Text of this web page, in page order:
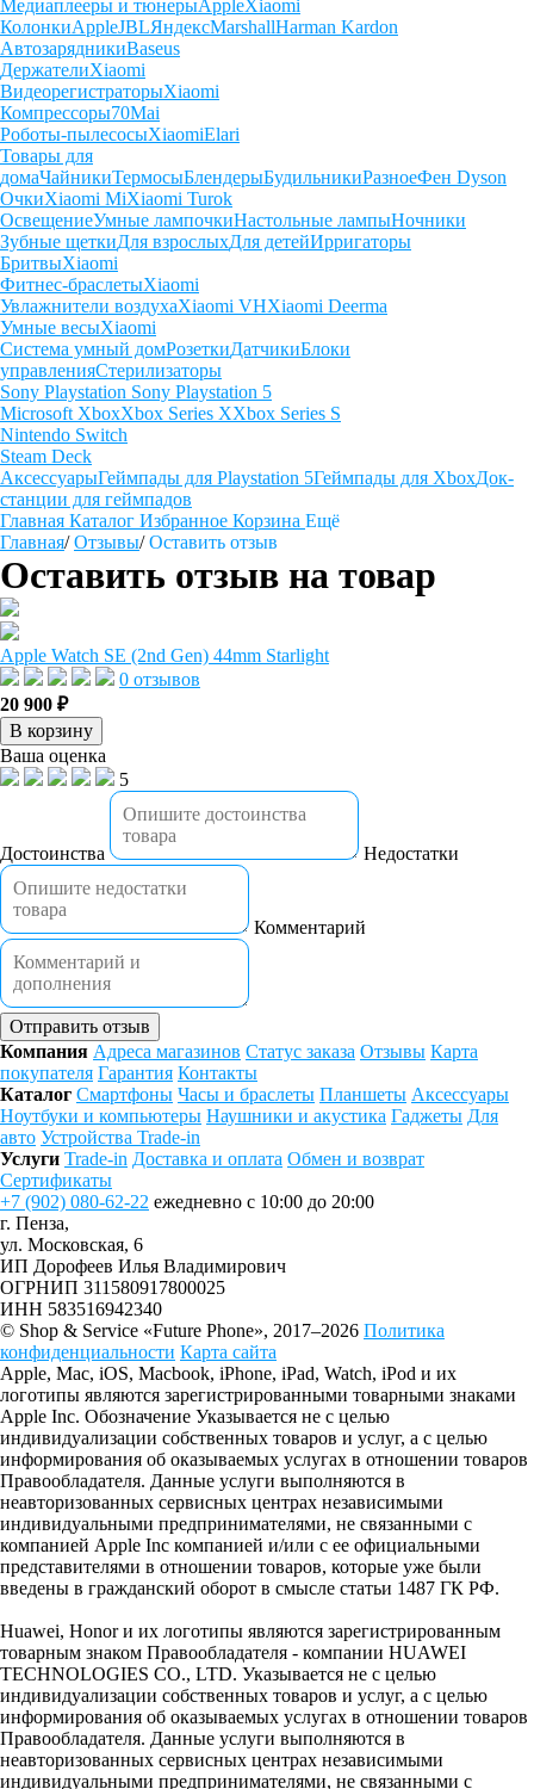
Медиаплееры и тюнерыAppleXiaomi
КолонкиAppleJBLЯндексMarshallHarman Kardon
АвтозарядникиBaseus
ДержателиXiaomi
ВидеорегистраторыXiaomi
Компрессоры70Mai
Роботы-пылесосыXiaomiElari
Товары для
домаЧайникиТермосыБлендерыБудильникиРазноеФен Dyson
ОчкиXiaomi MiXiaomi Turok
ОсвещениеУмные лампочкиНастольные лампыНочники
Зубные щеткиДля взрослыхДля детейИрригаторы
БритвыXiaomi
Фитнес-браслетыXiaomi
Увлажнители воздухаXiaomi VHXiaomi Deerma
Умные весыXiaomi
Система умный домРозеткиДатчикиБлоки
управленияСтерилизаторы
Sony Playstation Sony Playstation 5
Microsoft XboxXbox Series XXbox Series S
Nintendo Switch
Steam Deck
АксессуарыГеймпады для Playstation 5Геймпады для XboxДок-
станции для геймпадов
Главная Каталог Избранное Корзина Ещё
Главная/ Отзывы/ Оставить отзыв
Оставить отзыв на товар
Apple Watch SE (2nd Gen) 44mm Starlight
0 отзывов
20 900 ₽
В корзину
Ваша оценка
5
Достоинства Недостатки
Комментарий
Отправить отзыв
Компания Адреса магазинов Статус заказа Отзывы Карта
покупателя Гарантия Контакты
Каталог Смартфоны Часы и браслеты Планшеты Аксессуары
Ноутбуки и компьютеры Наушники и акустика Гаджеты Для
авто Устройства Trade-in
Услуги Trade-in Доставка и оплата Обмен и возврат
Сертификаты
+7 (902) 080-62-22 ежедневно с 10:00 до 20:00
г. Пенза,
ул. Московская, 6
ИП Дорофеев Илья Владимирович
ОГРНИП 311580917800025
ИНН 583516942340
© Shop & Service «Future Phone», 2017–2026 Политика
конфиденциальности Карта сайта
Apple, Mac, iOS, Macbook, iPhone, iPad, Watch, iPod и их
логотипы являются зарегистрированными товарными знаками
Apple Inc. Обозначение Указывается не с целью
индивидуализации собственных товаров и услуг, а с целью
информирования об оказываемых услугах в отношении товаров
Правообладателя. Данные услуги выполняются в
неавторизованных сервисных центрах независимыми
индивидуальными предпринимателями, не связанными с
компанией Apple Inc компанией и/или с ее официальными
представителями в отношении товаров, которые уже были
введены в гражданский оборот в смысле статьи 1487 ГК РФ.
Huawei, Honor и их логотипы являются зарегистрированным
товарным знаком Правообладателя - компании HUAWEI
TECHNOLOGIES CO., LTD. Указывается не с целью
индивидуализации собственных товаров и услуг, а с целью
информирования об оказываемых услугах в отношении товаров
Правообладателя. Данные услуги выполняются в
неавторизованных сервисных центрах независимыми
индивидуальными предпринимателями, не связанными с